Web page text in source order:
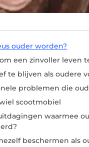
ouder worden?
een ​​zinvoller leven
te blijven als oudere
problemen die
scootmobiel
waarmee
beschermen als